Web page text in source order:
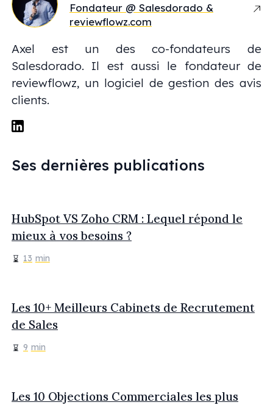
Fondateur @ Salesdorado &
reviewflowz.com
Axel est un des co-fondateurs de
Salesdorado. Il est aussi le fondateur de
reviewflowz, un logiciel de gestion des avis
clients.
Ses dernières publications
HubSpot VS Zoho CRM : Lequel répond le
mieux à vos besoins ?
13 min
Les 10+ Meilleurs Cabinets de Recrutement
de Sales
9 min
Les 10 Objections Commerciales les plus